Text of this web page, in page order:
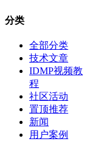
分类
全部分类
技术文章
IDMP视频教
程
社区活动
置顶推荐
新闻
用户案例